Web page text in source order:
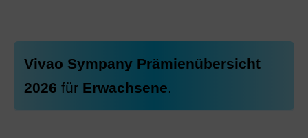
Vivao Sympany Prämienübersicht
2026 für Erwachsene.